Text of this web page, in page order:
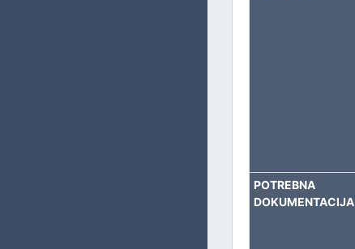
POTREBNA
DOKUMENTACIJA